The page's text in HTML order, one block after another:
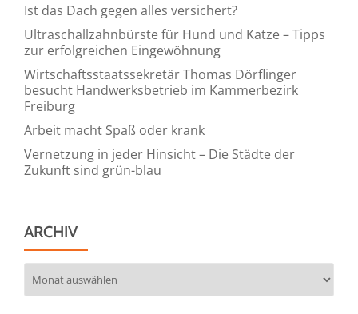
Ist das Dach gegen alles versichert?
Ultraschallzahnbürste für Hund und Katze – Tipps
zur erfolgreichen Eingewöhnung
Wirtschaftsstaatssekretär Thomas Dörflinger
besucht Handwerksbetrieb im Kammerbezirk
Freiburg
Arbeit macht Spaß oder krank
Vernetzung in jeder Hinsicht – Die Städte der
Zukunft sind grün-blau
ARCHIV